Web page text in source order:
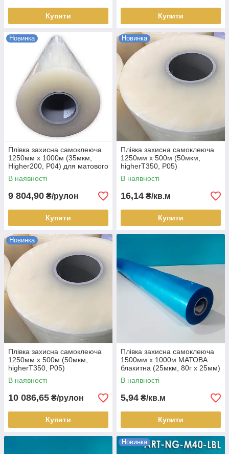
Купити Купити
Новинка
Плівка захисна самоклеюча
1250мм х 1000м (35мкм,
Higher200, P04) для матового
металу, рулон
В наявності
9 804,90 ₴/рулон
Купити
Новинка
Плівка захисна самоклеюча
1250мм х 500м (50мкм,
higherT350, P05)
ПІДВИЩЕНА КЛЕЙКІСТЬ для
металу суперматового, кв.м
В наявності
16,14 ₴/кв.м
Купити
Новинка
Плівка захисна самоклеюча
1250мм х 500м (50мкм,
higherT350, P05)
ПІДВИЩЕНА КЛЕЙКІСТЬ для
металу суперматового, рулон
В наявності
10 086,65 ₴/рулон
Купити
Плівка захисна самоклеюча
1500мм х 1000м МАТОВА
блакитна (25мкм, 80г х 25мм)
для листів ПВХ (ART-P80M-
BL), кв.м
В наявності
5,94 ₴/кв.м
Купити
Новинка